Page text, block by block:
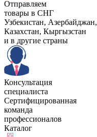
Отправляем
товары в СНГ
Узбекистан, Aзербайджан,
Казахстан, Кыргызстан
и в другие страны
Консультация
специалиста
Сертифицированная
команда
профессионалов
Каталог